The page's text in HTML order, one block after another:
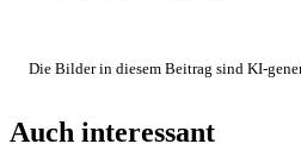
Die Bilder in diesem Beitrag sind KI-
Auch interessant